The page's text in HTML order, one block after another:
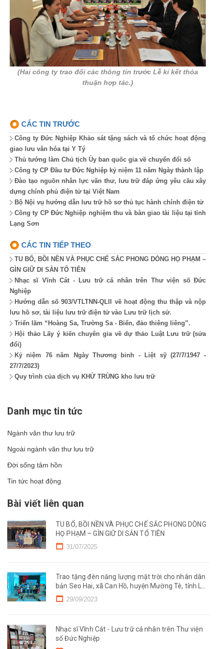
(Hai công ty trao đổi các thông tin trước Lễ kí kết thỏa
thuận hợp tác.)
CÁC TIN TRƯỚC
Công ty Đức Nghiệp Khảo sát tặng sách và tổ chức hoạt động
giao lưu văn hóa tại Y Tý
Thủ tướng làm Chủ tịch Ủy ban quốc gia về chuyển đổi số
Công ty CP Đầu tư Đức Nghiệp kỷ niệm 11 năm Ngày thành lập
Đào tạo nguồn nhân lực văn thư, lưu trữ đáp ứng yêu cầu xây
dựng chính phủ điện tử tại Việt Nam
Bộ Nội vụ hướng dẫn lưu trữ hồ sơ thủ tục hành chính điện tử
Công ty CP Đức Nghiệp nghiệm thu và bàn giao tài liệu tại tỉnh
Lạng Sơn
CÁC TIN TIẾP THEO
TU BỔ, BỒI NỀN VÀ PHỤC CHẾ SẮC PHONG DÒNG HỌ PHẠM –
GÌN GIỮ DI SẢN TỔ TIÊN
Nhạc sĩ Vĩnh Cát - Lưu trữ cá nhân trên Thư viện số Đức
Nghiệp
Hướng dẫn số 903/VTLTNN-QLII về hoạt động thu thập và nộp
lưu hồ sơ, tài liệu lưu trữ điện tử vào Lưu trữ lịch sử.
Triển lãm “Hoàng Sa, Trường Sa - Biển, đảo thiêng liêng”.
Hội thảo Lấy ý kiến chuyên gia về dự thảo Luật Lưu trữ (sửa
đổi)
Kỷ niệm 76 năm Ngày Thương binh - Liệt sỹ (27/7/1947 -
27/7/2023)
Quy trình của dịch vụ KHỬ TRÙNG kho lưu trữ
Danh mục tin tức
Ngành văn thư lưu trữ
Ngoài ngành văn thư lưu trữ
Đời sống tâm hồn
Tin tức hoạt động
Bài viết liên quan
TU BỔ, BỒI NỀN VÀ PHỤC CHẾ SẮC PHONG DÒNG
HỌ PHẠM – GÌN GIỮ DI SẢN TỔ TIÊN
31/07/2025
Trao tặng đèn năng lượng mặt trời cho nhân dân
bản Seo Hai, xã Can Hồ, huyện Mường Tè, tỉnh Lai
Châu
29/09/2023
Nhạc sĩ Vĩnh Cát - Lưu trữ cá nhân trên Thư viện
số Đức Nghiệp